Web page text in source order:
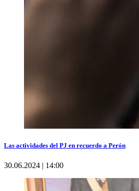
Las actividades del PJ en recuerdo a Perón
30.06.2024 | 14:00